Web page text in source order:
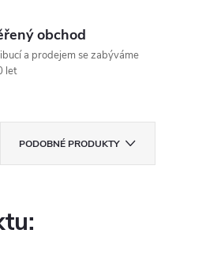
obchod
a prodejem se zabýváme
let
PODOBNÉ PRODUKTY